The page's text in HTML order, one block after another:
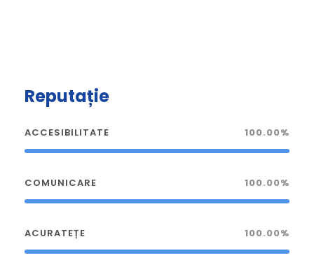
Reputație
ACCESIBILITATE 100.00%
COMUNICARE 100.00%
ACURATEȚE 100.00%